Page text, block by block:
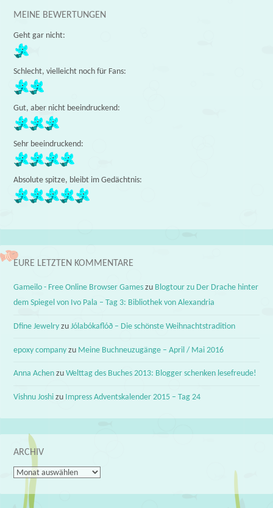
MEINE BEWERTUNGEN
Geht gar nicht:
Schlecht, vielleicht noch für Fans:
Gut, aber nicht beeindruckend:
Sehr beeindruckend:
Absolute spitze, bleibt im Gedächtnis:
EURE LETZTEN KOMMENTARE
Gameilo - Free Online Browser Games zu Blogtour zu Der Drache hinter
dem Spiegel von Ivo Pala – Tag 3: Bibliothek von Alexandria
Dfine Jewelry zuJólabókaflóð – Die schönste Weihnachtstradition
epoxy company zu Meine Buchneuzugänge – April / Mai 2016
Anna Achen zuWelttag des Buches 2013: Blogger schenken lesefreude!
Vishnu Joshi zu Impress Adventskalender 2015 – Tag 24
ARCHIV
Archiv